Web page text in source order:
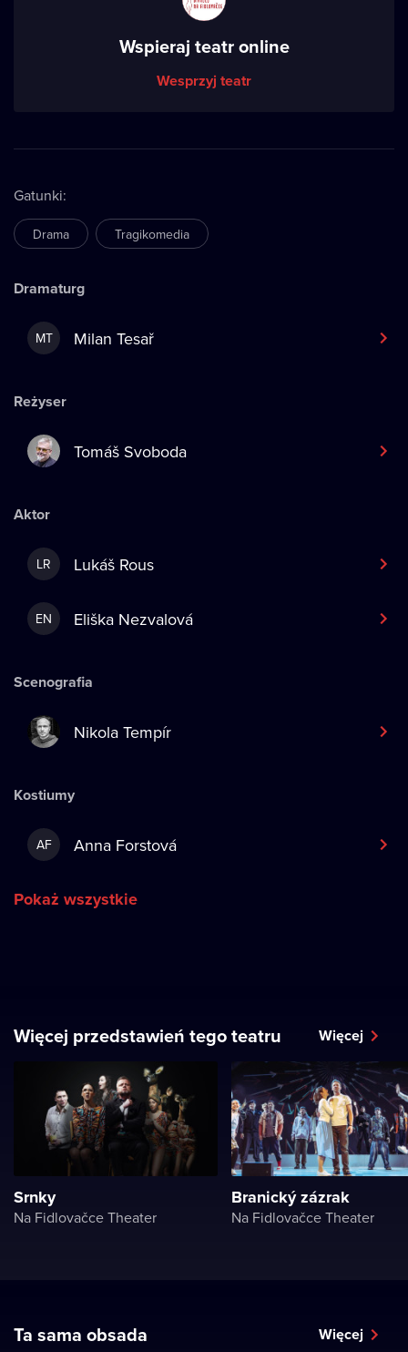
Wspieraj teatr online
Wesprzyj teatr
Gatunki:
Drama Tragikomedia
Dramaturg
MT Milan Tesař
Reżyser
Tomáš Svoboda
Aktor
LR Lukáš Rous
EN Eliška Nezvalová
Scenografia
Nikola Tempír
Kostiumy
AF Anna Forstová
Pokaż wszystkie
Więcej przedstawień tego teatru Więcej
Srnky
Na Fidlovačce Theater
Branický zázrak
Na Fidlovačce Theater
Ta sama obsada Więcej